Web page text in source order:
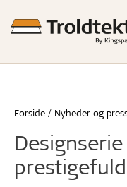
Forside Nyheder og